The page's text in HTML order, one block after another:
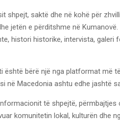
shpejt, saktë dhe në kohë për
jetën e përditshme në Kumanovë.
histori historike, intervista, galeri
është bërë një nga platformat më
në Macedonia ashtu edhe jashtë
të shpejtë, përmbajtjes
komunitetin lokal, kulturën dhe